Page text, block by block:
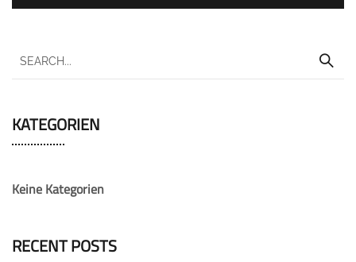
KATEGORIEN
Keine Kategorien
RECENT POSTS